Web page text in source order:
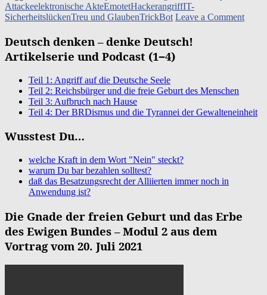
Attackeelektronische AkteEmotetHackerangriffIT-
SicherheitslückenTreu und GlaubenTrickBot Leave a Commenton
Deutsch denken – denke Deutsch!
Artikelserie und Podcast (1−4)
Teil 1: Angriff auf die Deutsche Seele
Teil 2: Reichsbürger und die freie Geburt des Menschen
Teil 3: Aufbruch nach Hause
Teil 4: Der BRDismus und die Tyrannei der Gewalteneinheit
Wusstest Du…
welche Kraft in dem Wort "Nein" steckt?
warum Du bar bezahlen solltest?
daß das Besatzungsrecht der Alliierten immer noch in
Anwendung ist?
Die Gnade der freien Geburt und das Erbe
des Ewigen Bundes – Modul 2 aus dem
Vortrag vom 20. Juli 2021